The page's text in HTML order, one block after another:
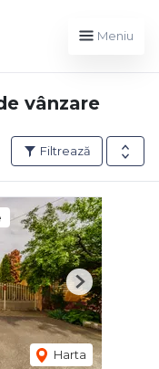
Meniu
vânzare
Filtrează
Harta
Next